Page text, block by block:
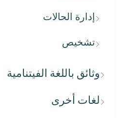
إدارة الحالات
تشخيص
وثائق باللغة الفيتنامية
لغات أخرى